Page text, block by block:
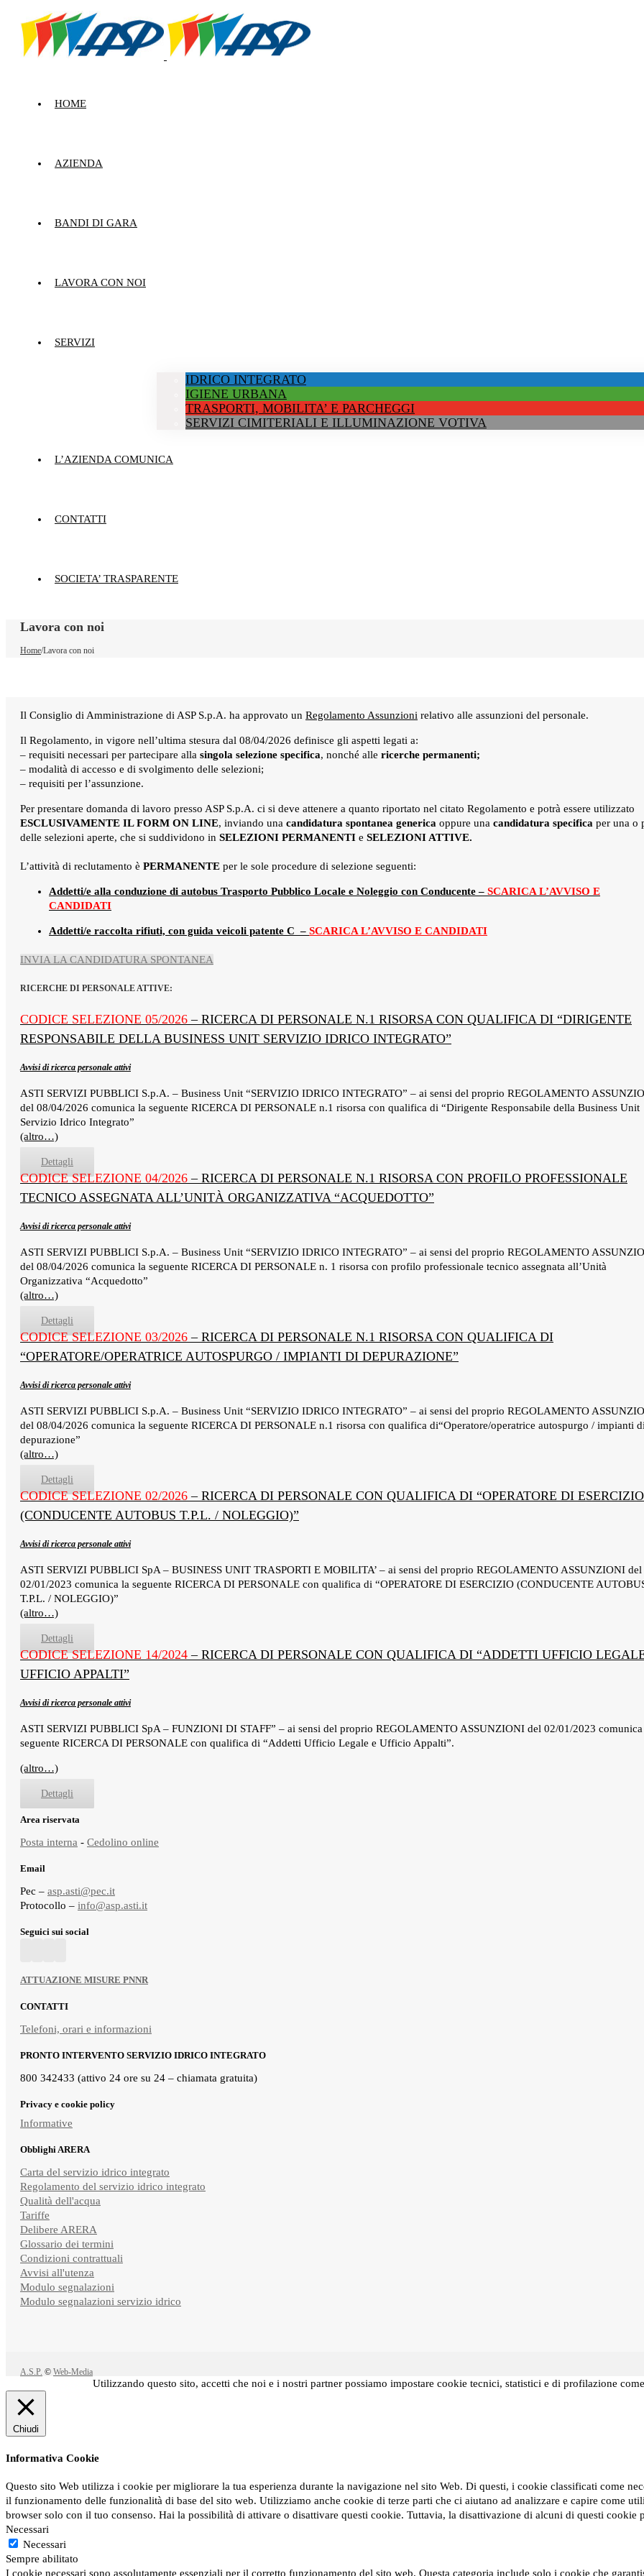
HOME
AZIENDA
BANDI DI GARA
LAVORA CON NOI
SERVIZI
IDRICO INTEGRATO
IGIENE URBANA
TRASPORTI, MOBILITA’ E PARCHEGGI
SERVIZI CIMITERIALI E ILLUMINAZIONE VOTIVA
L’AZIENDA COMUNICA
CONTATTI
SOCIETA’ TRASPARENTE
Lavora con noi
Home/Lavora con noi
Il Consiglio di Amministrazione di ASP S.p.A. ha approvato un Regolamento Assunzioni relativo alle assunzioni del personale.
Il Regolamento, in vigore nell’ultima stesura dal 08/04/2026 definisce gli aspetti legati a:
– requisiti necessari per partecipare alla singola selezione specifica, nonché alle ricerche permanenti;
– modalità di accesso e di svolgimento delle selezioni;
– requisiti per l’assunzione.
Per presentare domanda di lavoro presso ASP S.p.A. ci si deve attenere a quanto riportato nel citato Regolamento e potrà essere utilizzato
ESCLUSIVAMENTE IL FORM ON LINE, inviando una candidatura spontanea generica oppure una candidatura specifica per una o
delle selezioni aperte, che si suddividono in SELEZIONI PERMANENTI e SELEZIONI ATTIVE.
L’attività di reclutamento è PERMANENTE per le sole procedure di selezione seguenti:
Addetti/e alla conduzione di autobus Trasporto Pubblico Locale e Noleggio con Conducente – SCARICA L’AVVISO E
CANDIDATI
Addetti/e raccolta rifiuti, con guida veicoli patente C – SCARICA L’AVVISO E CANDIDATI
INVIA LA CANDIDATURA SPONTANEA
RICERCHE DI PERSONALE ATTIVE:
CODICE SELEZIONE 05/2026 – RICERCA DI PERSONALE N.1 RISORSA CON QUALIFICA DI “DIRIGENTE
RESPONSABILE DELLA BUSINESS UNIT SERVIZIO IDRICO INTEGRATO”
Avvisi di ricerca personale attivi
ASTI SERVIZI PUBBLICI S.p.A. – Business Unit “SERVIZIO IDRICO INTEGRATO” – ai sensi del proprio REGOLAMENTO
del 08/04/2026 comunica la seguente RICERCA DI PERSONALE n.1 risorsa con qualifica di “Dirigente Responsabile della Business Unit
Servizio Idrico Integrato”
(altro…)
Dettagli
CODICE SELEZIONE 04/2026 – RICERCA DI PERSONALE N.1 RISORSA CON PROFILO PROFESSIONALE
TECNICO ASSEGNATA ALL’UNITÀ ORGANIZZATIVA “ACQUEDOTTO”
Avvisi di ricerca personale attivi
ASTI SERVIZI PUBBLICI S.p.A. – Business Unit “SERVIZIO IDRICO INTEGRATO” – ai sensi del proprio REGOLAMENTO
del 08/04/2026 comunica la seguente RICERCA DI PERSONALE n. 1 risorsa con profilo professionale tecnico assegnata all’Unità
Organizzativa “Acquedotto”
(altro…)
Dettagli
CODICE SELEZIONE 03/2026 – RICERCA DI PERSONALE N.1 RISORSA CON QUALIFICA DI
“OPERATORE/OPERATRICE AUTOSPURGO / IMPIANTI DI DEPURAZIONE”
Avvisi di ricerca personale attivi
ASTI SERVIZI PUBBLICI S.p.A. – Business Unit “SERVIZIO IDRICO INTEGRATO” – ai sensi del proprio REGOLAMENTO
del 08/04/2026 comunica la seguente RICERCA DI PERSONALE n.1 risorsa con qualifica di“Operatore/operatrice autospurgo / impianti
depurazione”
(altro…)
Dettagli
CODICE SELEZIONE 02/2026 – RICERCA DI PERSONALE CON QUALIFICA DI “OPERATORE DI ESERCIZIO
(CONDUCENTE AUTOBUS T.P.L. / NOLEGGIO)”
Avvisi di ricerca personale attivi
ASTI SERVIZI PUBBLICI SpA – BUSINESS UNIT TRASPORTI E MOBILITA’ – ai sensi del proprio REGOLAMENTO ASSUNZIONI del
02/01/2023 comunica la seguente RICERCA DI PERSONALE con qualifica di “OPERATORE DI ESERCIZIO (CONDUCENTE
T.P.L. / NOLEGGIO)”
(altro…)
Dettagli
CODICE SELEZIONE 14/2024 – RICERCA DI PERSONALE CON QUALIFICA DI “ADDETTI UFFICIO
UFFICIO APPALTI”
Avvisi di ricerca personale attivi
ASTI SERVIZI PUBBLICI SpA – FUNZIONI DI STAFF” – ai sensi del proprio REGOLAMENTO ASSUNZIONI del 02/01/2023
seguente RICERCA DI PERSONALE con qualifica di “Addetti Ufficio Legale e Ufficio Appalti”.
(altro…)
Dettagli
Area riservata
Posta interna - Cedolino online
Email
Pec – asp.asti@pec.it
Protocollo – info@asp.asti.it
Seguici sui social
ATTUAZIONE MISURE PNNR
CONTATTI
Telefoni, orari e informazioni
PRONTO INTERVENTO SERVIZIO IDRICO INTEGRATO
800 342433 (attivo 24 ore su 24 – chiamata gratuita)
Privacy e cookie policy
Informative
Obblighi ARERA
Carta del servizio idrico integrato
Regolamento del servizio idrico integrato
Qualità dell'acqua
Tariffe
Delibere ARERA
Glossario dei termini
Condizioni contrattuali
Avvisi all'utenza
Modulo segnalazioni
Modulo segnalazioni servizio idrico
A.S.P. © Web-Media
Utilizzando questo sito, accetti che noi e i nostri partner possiamo impostare cookie tecnici, statistici e di profilazione
Chiudi
Informativa Cookie
Questo sito Web utilizza i cookie per migliorare la tua esperienza durante la navigazione nel sito Web. Di questi, i cookie classificati come
il funzionamento delle funzionalità di base del sito web. Utilizziamo anche cookie di terze parti che ci aiutano ad analizzare e capire come
browser solo con il tuo consenso. Hai la possibilità di attivare o disattivare questi cookie. Tuttavia, la disattivazione di alcuni di questi cookie
Necessari
Necessari
Sempre abilitato
I cookie necessari sono assolutamente essenziali per il corretto funzionamento del sito web. Questa categoria include solo i cookie che